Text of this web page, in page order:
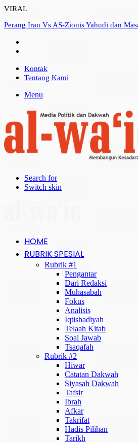
VIRAL
Perang Iran Vs AS-Zionis Yahudi dan
Kontak
Tentang Kami
Menu
Search for
Switch skin
HOME
RUBRIK SPESIAL
Rubrik #1
Pengantar
Dari Redaksi
Muhasabah
Fokus
Analisis
Iqtishadiyah
Telaah Kitab
Soal Jawab
Tsaqafah
Rubrik #2
Hiwar
Catatan Dakwah
Siyasah Dakwah
Tafsir
Ibrah
Afkar
Takrifat
Hadis Pilihan
Tarikh